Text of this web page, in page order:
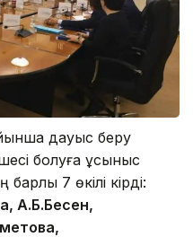
дауыс беру
болуға ұсыныс
7 өкілі кірді:
А.Б.Бесен,